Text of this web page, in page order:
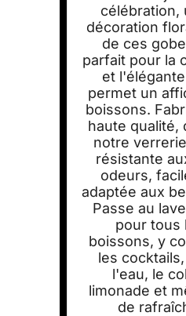
célébration,
décoration
de ces
parfait pour la
et
permet un
boissons.
haute qualité,
notre
résistante
odeurs,
adaptée aux
Passe au
pour tous
boissons, y
les
l'eau, le
limonade et
de